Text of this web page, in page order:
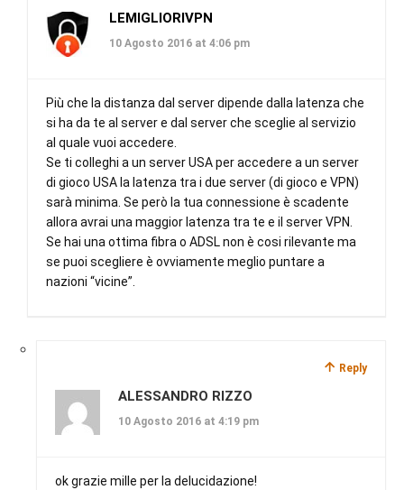
LEMIGLIORIVPN
10 Agosto 2016 at 4:06 pm
Più che la distanza dal server dipende dalla latenza che
si ha da te al server e dal server che sceglie al servizio
al quale vuoi accedere.
Se ti colleghi a un server USA per accedere a un server
di gioco USA la latenza tra i due server (di gioco e VPN)
sarà minima. Se però la tua connessione è scadente
allora avrai una maggior latenza tra te e il server VPN.
Se hai una ottima fibra o ADSL non è cosi rilevante ma
se puoi scegliere è ovviamente meglio puntare a
nazioni “vicine”.
Reply
ALESSANDRO RIZZO
10 Agosto 2016 at 4:19 pm
ok grazie mille per la delucidazione!